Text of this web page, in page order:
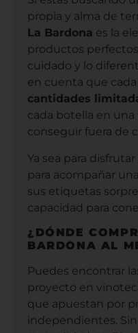
propia y alma de
La Bardona es la
productos
cuidado y lo
en cuenta que cada
cantidades
cada botella en
conseguir fuera de
Ya sea para
para acompañar
sus etiquetas
capacidad para
¿DÓNDE
BARDONA AL
Puedes encontrar
proyecto en
que apuestan por
independientes.